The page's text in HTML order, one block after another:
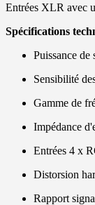
Entrées XLR avec
Spécifications
Puissance
Sensibilité
Gamme de
Impédance
Entrées 4 x
Distorsion
Rapport